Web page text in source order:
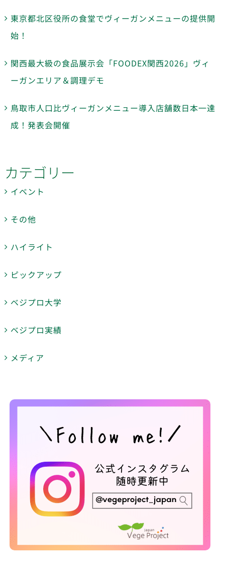
東京都北区役所の食堂でヴィーガンメニューの提供開
始！
関西最大級の食品展示会「FOODEX関西2026」ヴィ
ーガンエリア＆調理デモ
鳥取市人口比ヴィーガンメニュー導入店舗数日本一達
成！発表会開催
カテゴリー
イベント
その他
ハイライト
ピックアップ
ベジプロ大学
ベジプロ実績
メディア